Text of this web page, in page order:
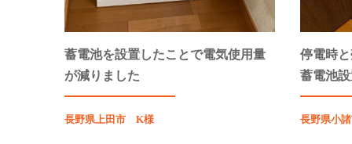
蓄電池を設置したことで電気使用量
が減りました
長野県上田市 K様
停電時
蓄電池
長野県小